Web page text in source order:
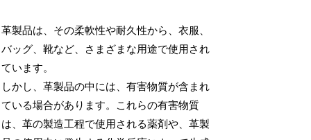
革製品は、その柔軟性や耐久性から、衣服、
バッグ、靴など、さまざまな用途で使用され
ています。
しかし、革製品の中には、有害物質が含まれ
ている場合があります。これらの有害物質
は、革の製造工程で使用される薬剤や、革製